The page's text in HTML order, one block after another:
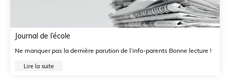
Journal de l’école
Ne manquer pas la dernière parution de l’info-parents Bonne lecture !
Lire la suite